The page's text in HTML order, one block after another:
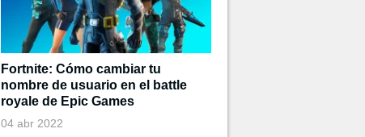
Fortnite: Cómo cambiar tu
nombre de usuario en el battle
royale de Epic Games
04 abr 2022